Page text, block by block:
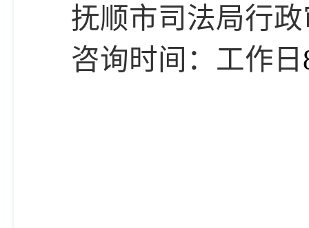
抚顺市司法局行
咨询时间：工作日